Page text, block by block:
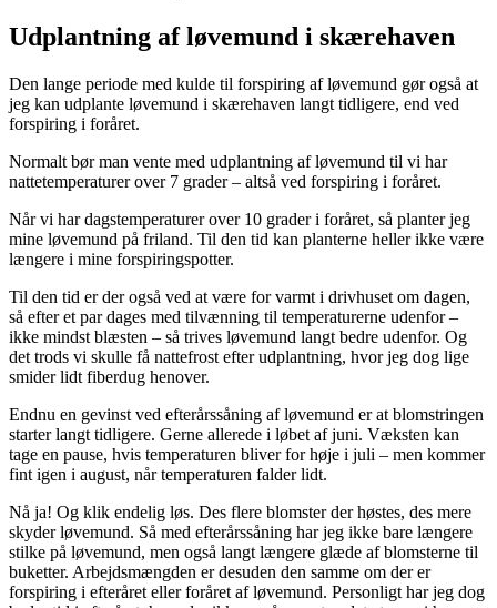
Udplantning af løvemund i skærehaven
Den lange periode med kulde til forspiring af løvemund gør også at
jeg kan udplante løvemund i skærehaven langt tidligere, end ved
forspiring i foråret.
Normalt bør man vente med udplantning af løvemund til vi har
nattetemperaturer over 7 grader – altså ved forspiring i foråret.
Når vi har dagstemperaturer over 10 grader i foråret, så planter jeg
mine løvemund på friland. Til den tid kan planterne heller ikke være
længere i mine forspiringspotter.
Til den tid er der også ved at være for varmt i drivhuset om dagen,
så efter et par dages med tilvænning til temperaturerne udenfor –
ikke mindst blæsten – så trives løvemund langt bedre udenfor. Og
det trods vi skulle få nattefrost efter udplantning, hvor jeg dog lige
smider lidt fiberdug henover.
Endnu en gevinst ved efterårssåning af løvemund er at blomstringen
starter langt tidligere. Gerne allerede i løbet af juni. Væksten kan
tage en pause, hvis temperaturen bliver for høje i juli – men kommer
fint igen i august, når temperaturen falder lidt.
Nå ja! Og klik endelig løs. Des flere blomster der høstes, des mere
skyder løvemund. Så med efterårssåning har jeg ikke bare længere
stilke på løvemund, men også langt længere glæde af blomsterne til
buketter. Arbejdsmængden er desuden den samme om der er
forspiring i efteråret eller foråret af løvemund. Personligt har jeg dog